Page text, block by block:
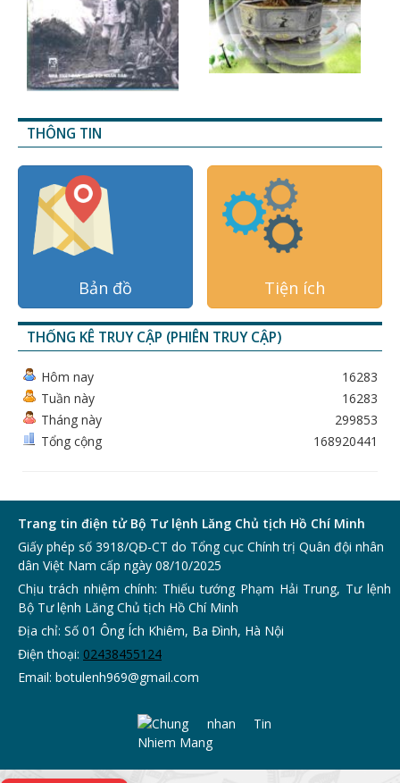
THÔNG TIN
Bản đồ Tiện ích
THỐNG KÊ TRUY CẬP (PHIÊN TRUY CẬP)
Hôm nay
Tuần này
Tháng này
Tổng cộng
16283
16283
299853
168920441
Trang tin điện tử Bộ Tư lệnh Lăng Chủ tịch Hồ Chí Minh
Giấy phép số 3918/QĐ-CT do Tổng cục Chính trị Quân đội nhân
dân Việt Nam cấp ngày 08/10/2025
Chịu trách nhiệm chính: Thiếu tướng Phạm Hải Trung, Tư lệnh
Bộ Tư lệnh Lăng Chủ tịch Hồ Chí Minh
Địa chỉ: Số 01 Ông Ích Khiêm, Ba Đình, Hà Nội
Điện thoại: 02438455124
Email: botulenh969@gmail.com